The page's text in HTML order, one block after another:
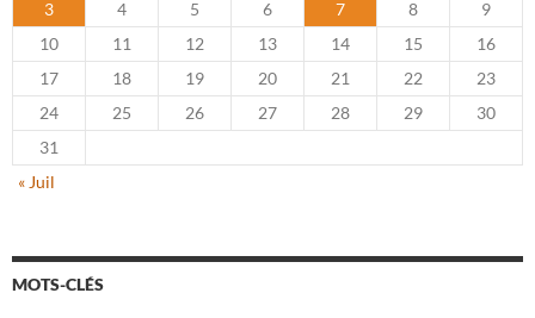
3
4 5 6 7 8
9
10
11 12 13 14 15
16
17
18 19 20 21 22
23
24
25 26 27 28 29
30
31
« Juil
MOTS-CLÉS